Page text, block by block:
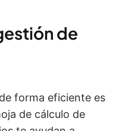
de
forma eficiente es
de cálculo de